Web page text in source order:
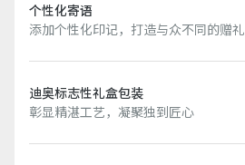
个性化寄语
添加个性化印记，打造与众不同的赠礼
迪奥标志性礼盒包装
彰显精湛工艺，凝聚独到匠心